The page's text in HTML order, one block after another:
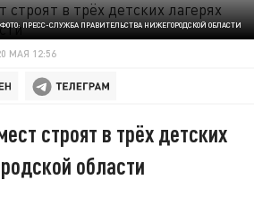
ФОТО: ПРЕСС-СЛУЖБА ПРАВИТЕЛЬСТВА НИЖЕГОРОДСКОЙ ОБЛАСТИ
МАЯ 12:56
строят в трёх детских
области